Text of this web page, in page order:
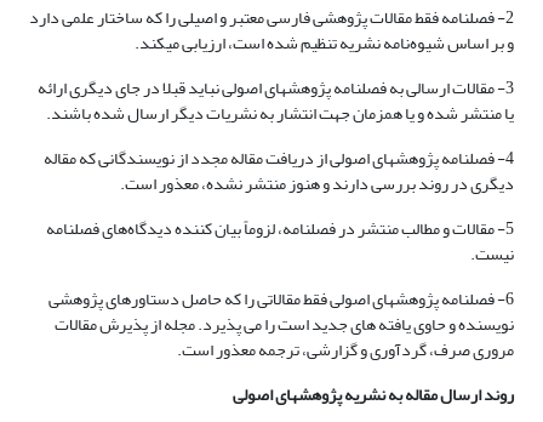
2- فصلنامه فقط مقالات پژوهشی فارسی معتبر و اصیلی را که ساختار علمی دارد
و بر اساس شیوه‌نامه نشریه تنظیم شده است، ارزیابی می‏کند.
3- مقالات ارسالی به فصلنامه پژوهشهای اصولی نباید قبلا در جای دیگری ارائه
یا منتشر شده و یا همزمان جهت انتشار به نشریات دیگر ارسال شده باشند.
4- فصلنامه پژوهشهای اصولی از دریافت مقاله مجدد از نویسندگانی که مقاله
دیگری در روند بررسی دارند و هنوز منتشر نشده، معذور است.
5- مقالات و مطالب منتشر در فصلنامه، لزوماً بیان کننده دیدگاه‌های فصلنامه
نیست.
6- فصلنامه پژوهشهای اصولی فقط مقالاتی را که حاصل دستاورهای پژوهشی
نویسنده و حاوی یافته های جدید است را می پذیرد. مجله از پذیرش مقالات
مروری صرف، گردآوری و گزارشی، ترجمه معذور است.
روند ارسال مقاله به نشریه پژوهشهای اصولی